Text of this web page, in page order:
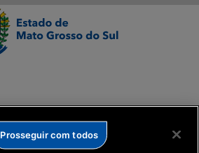
Prosseguir com todos